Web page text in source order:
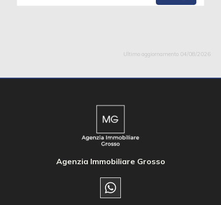
Ultimo aggiornamento 04/08/2026
Agenzia Immobiliare Grosso